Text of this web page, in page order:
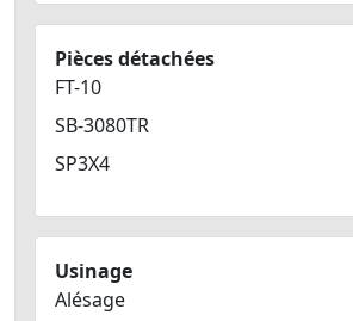
Pièces détachées
FT-10
SB-3080TR
SP3X4
Usinage
Alésage